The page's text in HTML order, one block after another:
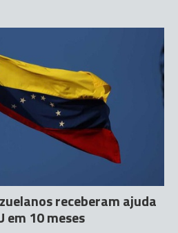
receberam ajuda
em 10 meses